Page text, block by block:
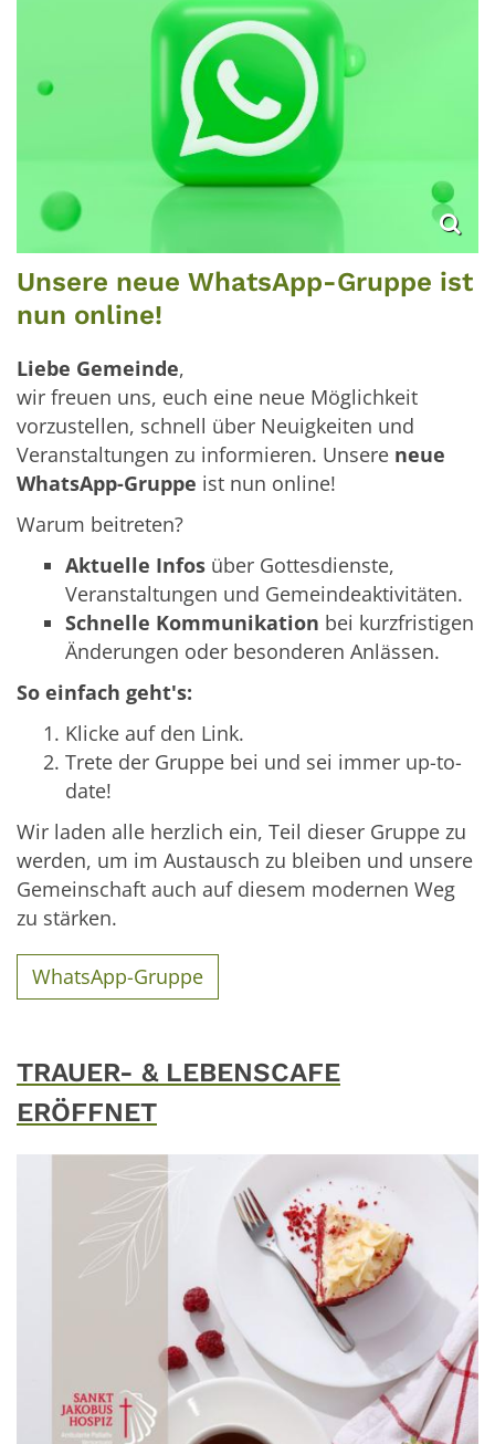
Unsere neue WhatsApp-Gruppe ist
nun online!
Liebe Gemeinde,
wir freuen uns, euch eine neue Möglichkeit
vorzustellen, schnell über Neuigkeiten und
Veranstaltungen zu informieren. Unsere neue
WhatsApp-Gruppe ist nun online!
Warum beitreten?
Aktuelle Infos über Gottesdienste,
Veranstaltungen und Gemeindeaktivitäten.
Schnelle Kommunikation bei kurzfristigen
Änderungen oder besonderen Anlässen.
So einfach geht's:
Klicke auf den Link.
Trete der Gruppe bei und sei immer up-to-
date!
Wir laden alle herzlich ein, Teil dieser Gruppe zu
werden, um im Austausch zu bleiben und unsere
Gemeinschaft auch auf diesem modernen Weg
zu stärken.
WhatsApp-Gruppe
TRAUER- & LEBENSCAFE
ERÖFFNET